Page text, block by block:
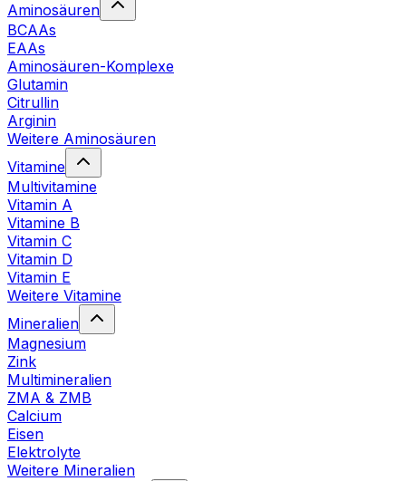
Aminosäuren
BCAAs
EAAs
Aminosäuren-Komplexe
Glutamin
Citrullin
Arginin
Weitere Aminosäuren
Vitamine
Multivitamine
Vitamin A
Vitamine B
Vitamin C
Vitamin D
Vitamin E
Weitere Vitamine
Mineralien
Magnesium
Zink
Multimineralien
ZMA & ZMB
Calcium
Eisen
Elektrolyte
Weitere Mineralien